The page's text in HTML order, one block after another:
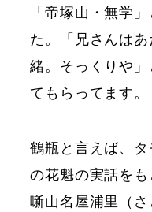
「帝塚山・無学
た。「兄さんは
緒。そっくりや
てもらってます。
鶴瓶と言えば、
の花魁の実話を
噺山名屋浦里（